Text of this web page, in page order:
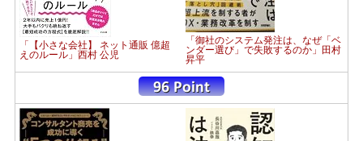
「【小さな会社】 ネット通販 億超
えのルール」西村 公児
「御社のシステム発注は、なぜ「ベ
ンダー選び」で失敗するのか」田村
昇平